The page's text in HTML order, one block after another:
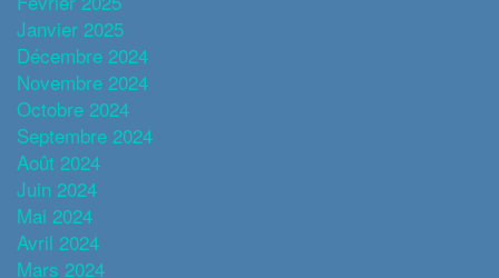
Janvier 2025
Décembre 2024
Novembre 2024
Octobre 2024
Septembre 2024
Août 2024
Juin 2024
Mai 2024
Avril 2024
Mars 2024